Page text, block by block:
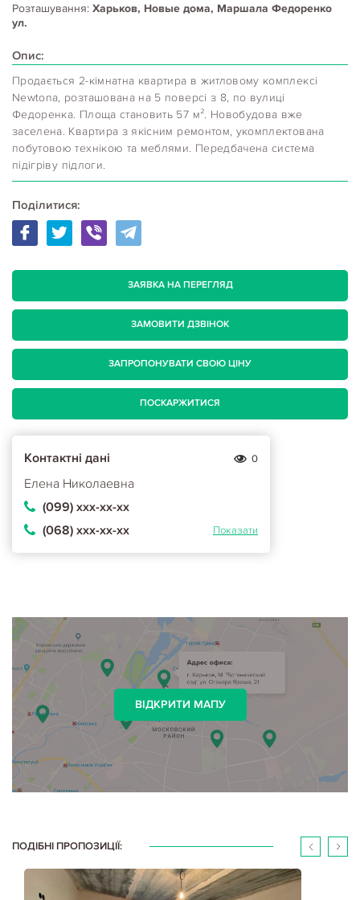
Розташування: Харьков, Новые дома, Маршала Федоренко
ул.
Опис:
Продається 2-кімнатна квартира в житловому комплексі
Newtona, розташована на 5 поверсі з 8, по вулиці
Федоренка. Площа становить 57 м². Новобудова вже
заселена. Квартира з якісним ремонтом, укомплектована
побутовою технікою та меблями. Передбачена система
підігріву підлоги.
Поділитися:
ЗАЯВКА НА ПЕРЕГЛЯД
ЗАМОВИТИ ДЗВІНОК
ЗАПРОПОНУВАТИ СВОЮ ЦІНУ
ПОСКАРЖИТИСЯ
Контактні дані 0
Елена Николаевна
(099) ххх-хх-хх
(068) ххх-хх-хх
Показати
ВІДКРИТИ МАПУ
ПОДІБНІ ПРОПОЗИЦІЇ: